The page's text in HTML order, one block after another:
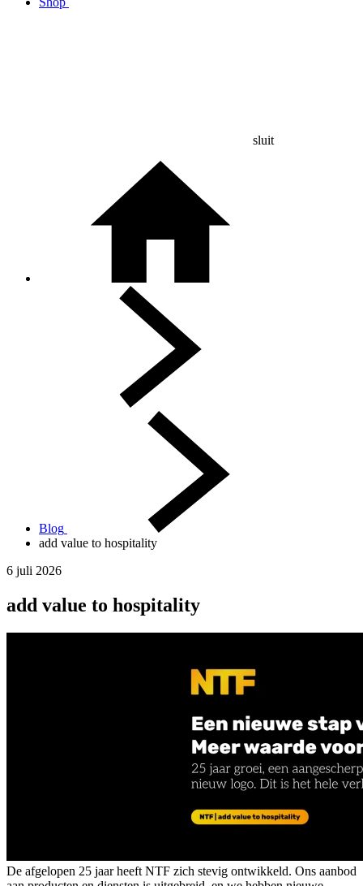
sluit
Blog
add value to hospitality
6 juli 2026
add value to hospitality
De afgelopen 25 jaar heeft NTF zich stevig ontwikkeld. Ons aanbod